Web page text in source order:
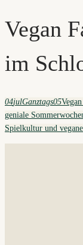
Vegan
im
04julGanztags05
geniale
Spielkultur und